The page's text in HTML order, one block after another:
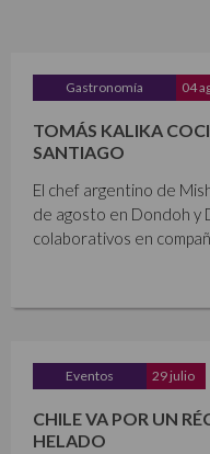
Gastronomía 04
TOMÁS KALIKA
SANTIAGO
El chef argentino de
de agosto en Dondoh y
colaborativos en
Eventos 29 julio
CHILE VA POR UN
HELADO